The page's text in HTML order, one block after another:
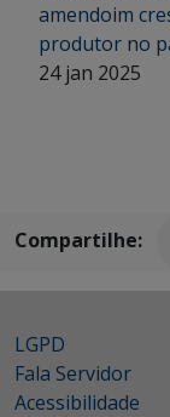
amendoim
produtor no
24 jan 2025
Compartilhe:
LGPD
Fala Servidor
Acessibilidade